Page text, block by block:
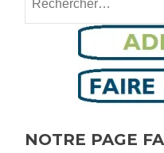
NOTRE PAGE